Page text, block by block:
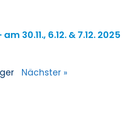
30.11., 6.12. & 7.12. 2025
Nächster »